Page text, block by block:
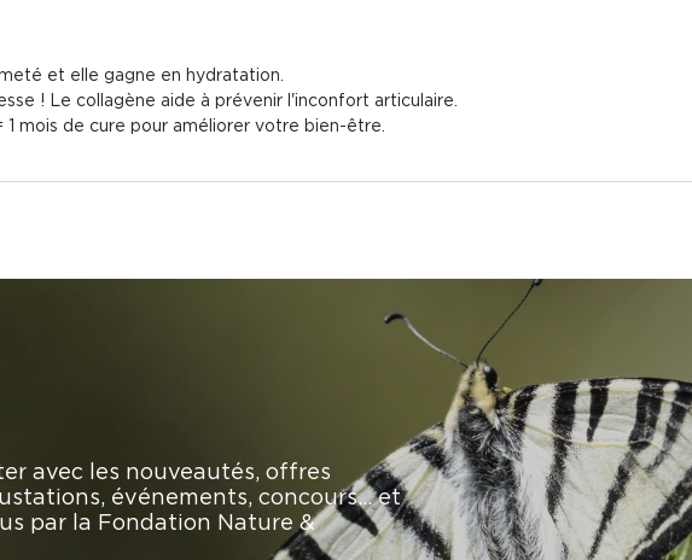
et elle gagne en hydratation.
! Le collagène aide à prévenir l'inconfort articulaire.
1 mois de cure pour améliorer votre bien-être.
avec les nouveautés, offres
événements, concours… et
par la Fondation Nature &